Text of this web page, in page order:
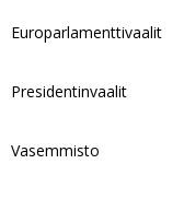
Europarlamenttivaalit
Presidentinvaalit
Vasemmisto